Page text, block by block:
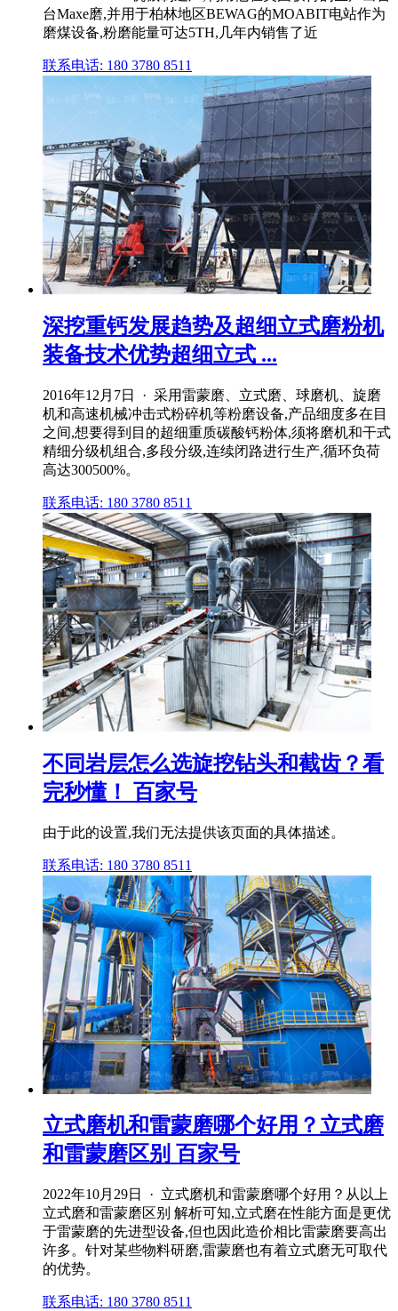
台Maxe磨,并用于柏林地区BEWAG的MOABIT电站作为
磨煤设备,粉磨能量可达5TH,几年内销售了近
联系电话: 180 3780 8511
深挖重钙发展趋势及超细立式磨粉机
装备技术优势超细立式 ...
2016年12月7日 · 采用雷蒙磨、立式磨、球磨机、旋磨
机和高速机械冲击式粉碎机等粉磨设备,产品细度多在目
之间,想要得到目的超细重质碳酸钙粉体,须将磨机和干式
精细分级机组合,多段分级,连续闭路进行生产,循环负荷
高达300500%。
联系电话: 180 3780 8511
不同岩层怎么选旋挖钻头和截齿？看
完秒懂！ 百家号
由于此的设置,我们无法提供该页面的具体描述。
联系电话: 180 3780 8511
立式磨机和雷蒙磨哪个好用？立式磨
和雷蒙磨区别 百家号
2022年10月29日 · 立式磨机和雷蒙磨哪个好用？从以上
立式磨和雷蒙磨区别 解析可知,立式磨在性能方面是更优
于雷蒙磨的先进型设备,但也因此造价相比雷蒙磨要高出
许多。针对某些物料研磨,雷蒙磨也有着立式磨无可取代
的优势。
联系电话: 180 3780 8511